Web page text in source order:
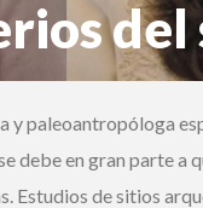
del
y paleoantropóloga
debe en gran parte a
Estudios de sitios